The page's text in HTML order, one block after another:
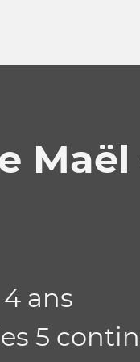
ans
5